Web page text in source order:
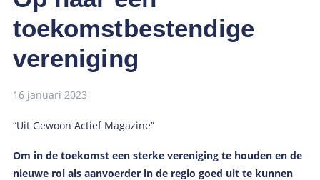
toekomstbestendige
vereniging
16 januari 2023
“Uit Gewoon Actief Magazine”
Om in de toekomst een sterke vereniging te houden en de
nieuwe rol als aanvoerder in de regio goed uit te kunnen